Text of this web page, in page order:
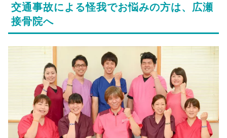
交通事故による怪我でお悩みの方は、広瀬
接骨院へ